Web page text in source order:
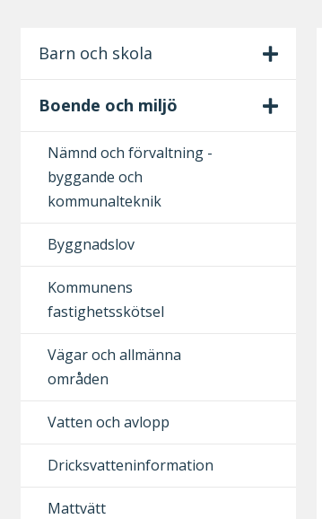
Barn och skola
Boende och miljö
Nämnd och förvaltning -
byggande och
kommunalteknik
Byggnadslov
Kommunens
fastighetsskötsel
Vägar och allmänna
områden
Vatten och avlopp
Dricksvatteninformation
Mattvätt